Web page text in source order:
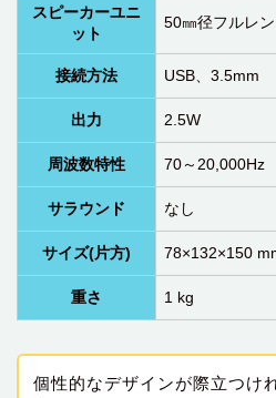
スピーカーユニ
ット
50㎜径フルレ
接続方法 USB、3.5mm
出力 2.5W
周波数特性 70～20,000Hz
サラウンド なし
サイズ(片方) 78×132×150
重さ 1 kg
個性的なデザインが際立つけ